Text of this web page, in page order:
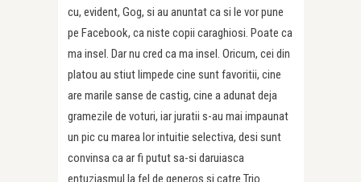
cu, evident, Gog, si au anuntat ca si le vor pune
pe Facebook, ca niste copii caraghiosi. Poate ca
ma insel. Dar nu cred ca ma insel. Oricum, cei din
platou au stiut limpede cine sunt favoritii, cine
are marile sanse de castig, cine a adunat deja
gramezile de voturi, iar juratii s-au mai impaunat
un pic cu marea lor intuitie selectiva, desi sunt
convinsa ca ar fi putut sa-si daruiasca
entuziasmul la fel de generos si catre Trio